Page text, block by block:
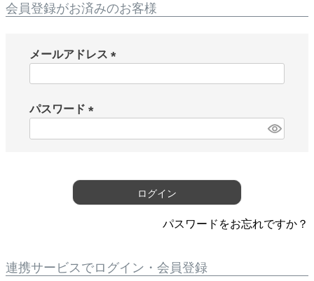
会員登録がお済みのお客様
メールアドレス
パスワード
)
ログイン
パスワードをお忘れですか？
連携サービスでログイン・会員登録